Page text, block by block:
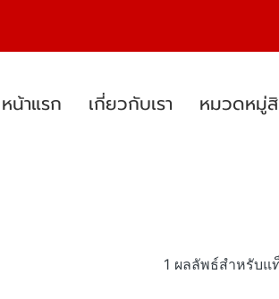
หน้าแรก เกี่ยวกับเรา หมวดหมู่
1 ผลลัพธ์สำหรับแ